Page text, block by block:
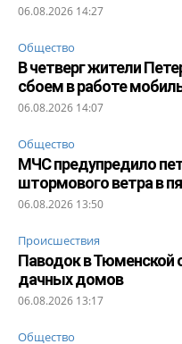
06.08.2026 14:27
Общество
В четверг жители
сбоем в работе
06.08.2026 14:07
Общество
МЧС предупредило
штормового ветра в
06.08.2026 13:50
Происшествия
Паводок в Тюменской
дачных домов
06.08.2026 13:17
Общество